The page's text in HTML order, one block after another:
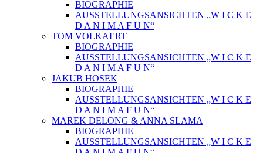
BIOGRAPHIE
AUSSTELLUNGSANSICHTEN „W I C K E
D A N I M A F U N“
TOM VOLKAERT
BIOGRAPHIE
AUSSTELLUNGSANSICHTEN „W I C K E
D A N I M A F U N“
JAKUB HOSEK
BIOGRAPHIE
AUSSTELLUNGSANSICHTEN „W I C K E
D A N I M A F U N“
MAREK DELONG & ANNA SLAMA
BIOGRAPHIE
AUSSTELLUNGSANSICHTEN „W I C K E